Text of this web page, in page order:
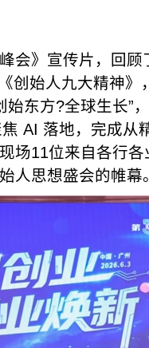
会》宣传片，回
创始人九大精神
始东方?全球生长”
AI 落地，完成从
场11位来自各行
人思想盛会的帷幕